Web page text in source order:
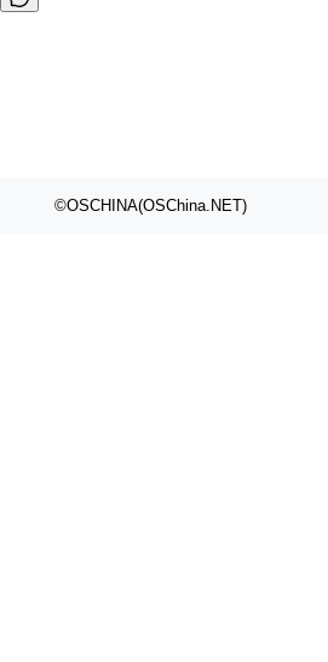
©OSCHINA(OSChina.NET)